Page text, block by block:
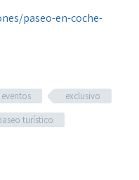
paseo-en-coche-
eventos
exclusivo
turístico